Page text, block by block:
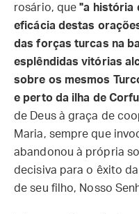
rosário, que"a história
eficácia destas
das forças turcas na
esplêndidas vitórias
sobre os mesmos
e perto da ilha de
de Deus à graça de
Maria, sempre que
abandonou à própria
decisiva para o êxito
de seu filho, Nosso